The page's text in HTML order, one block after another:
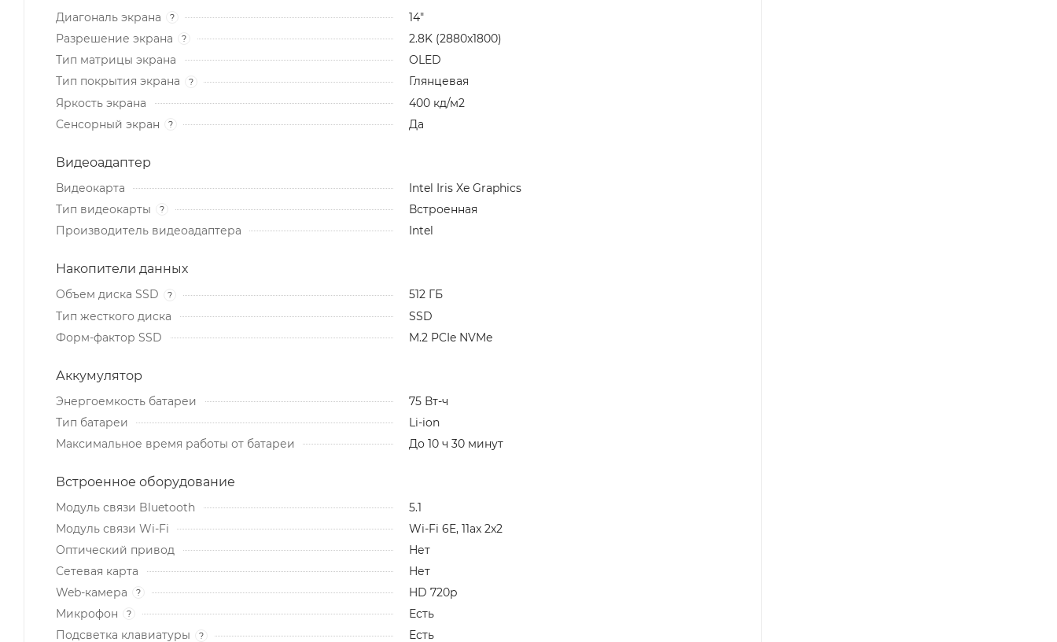
Диагональ экрана ?
14"
Разрешение экрана
?
2.8K (2880x1800)
Тип матрицы экрана
OLED
Тип покрытия экрана
?
Глянцевая
Яркость экрана
400 кд/м2
Сенсорный экран
? Да
Видеоадаптер
Видеокарта
Intel Iris Xe Graphics
Тип видеокарты
?
Встроенная
Производитель видеоадаптера
Intel
Накопители данных
Объем диска SSD ?
512 ГБ
Тип жесткого диска
SSD
Форм-фактор SSD
M.2 PCIe NVMe
Аккумулятор
Энергоемкость батареи
75 Вт-ч
Тип батареи
Li-ion
Максимальное время работы от батареи
До 10 ч 30 минут
Встроенное оборудование
Модуль связи Bluetooth
5.1
Модуль связи Wi-Fi
Wi-Fi 6E, 11ax 2x2
Оптический привод
Нет
Сетевая карта
Нет
Web-камера
?
HD 720p
Микрофон
?
Есть
Подсветка клавиатуры
?
Есть